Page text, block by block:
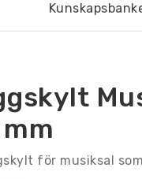
Väggdekoration
för musiksal